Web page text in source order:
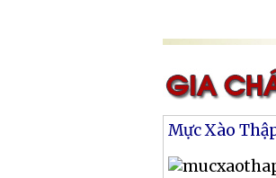
Mực Xào